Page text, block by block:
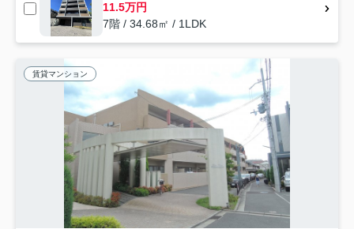
11.5万円
7階 / 34.68㎡ / 1LDK
賃貸マンション